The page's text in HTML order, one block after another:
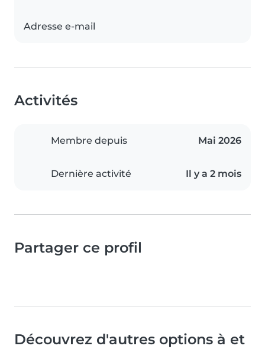
Adresse e-mail
Activités
Membre depuis Mai 2026
Dernière activité Il y a 2 mois
Partager ce profil
Découvrez d'autres options à et